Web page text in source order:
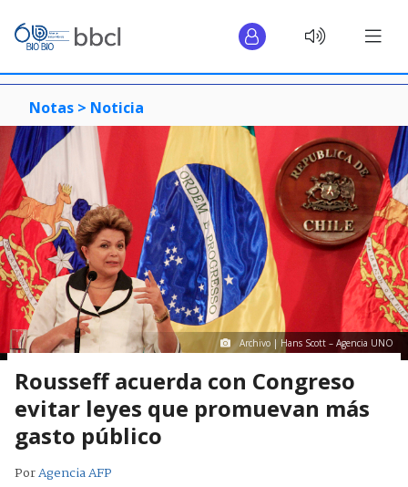
Notas > Noticia
Archivo | Hans Scott – Agencia UNO
Rousseff acuerda con Congreso
evitar leyes que promuevan más
gasto público
PorAgencia AFP